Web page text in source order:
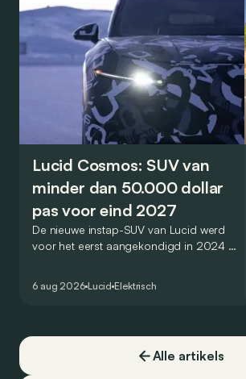
Lucid Cosmos: SUV van
minder dan 50.000 dollar
pas voor eind 2027
De nieuwe instap-SUV van Lucid werd
voor het eerst aangekondigd in 2024 en
constructeur vervoegen.
6 aug 2026 Lucid Elektrisch
Alle artikels